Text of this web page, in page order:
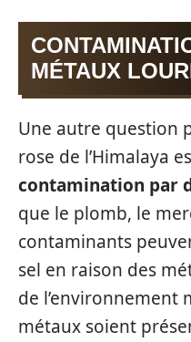
MÉTAUX
Une autre question
rose de l’Himalaya
contamination par
que le plomb, le
contaminants
sel en raison des
de l’environnement
métaux soient